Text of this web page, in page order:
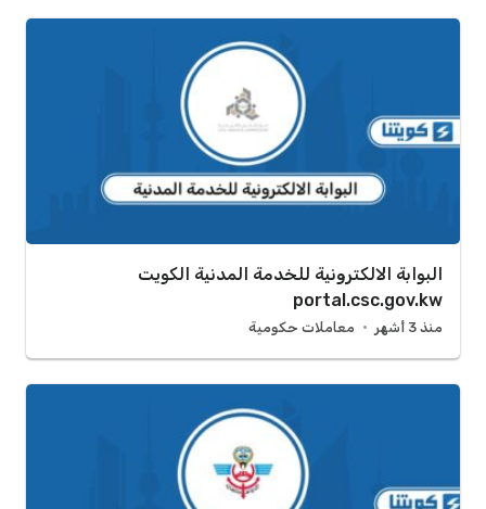
البوابة الالكترونية للخدمة المدنية الكويت
portal.csc.gov.kw
منذ 3 أشهر معاملات حكومية